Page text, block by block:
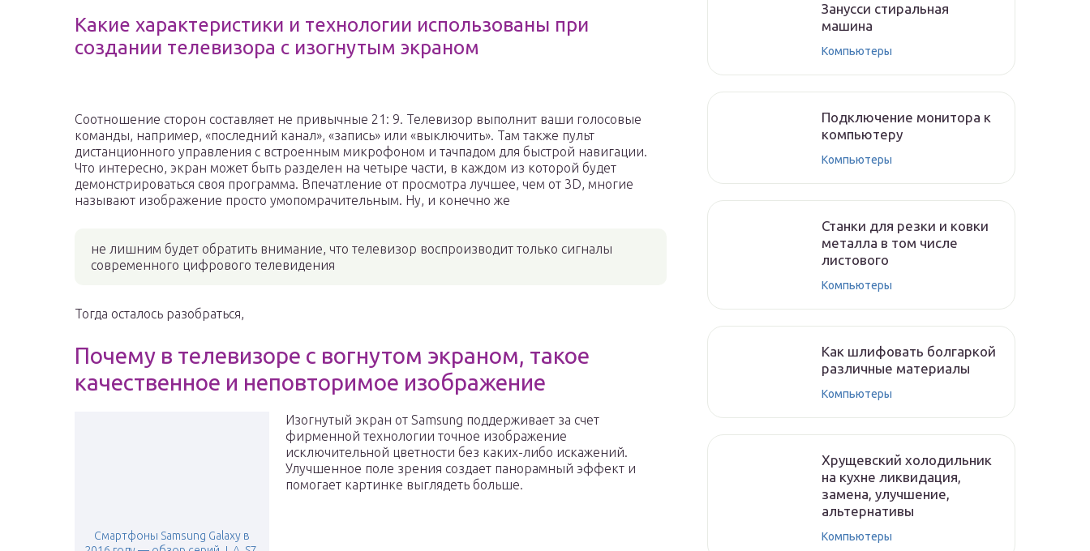
Какие характеристики и технологии использованы при
создании телевизора с изогнутым экраном
Соотношение сторон составляет не привычные 21: 9. Телевизор выполнит ваши голосовые
команды, например, «последний канал», «запись» или «выключить». Там также пульт
дистанционного управления с встроенным микрофоном и тачпадом для быстрой навигации.
Что интересно, экран может быть разделен на четыре части, в каждом из которой будет
демонстрироваться своя программа. Впечатление от просмотра лучшее, чем от 3D, многие
называют изображение просто умопомрачительным. Ну, и конечно же
не лишним будет обратить внимание, что телевизор воспроизводит только сигналы
современного цифрового телевидения
Тогда осталось разобраться,
Почему в телевизоре с вогнутом экраном, такое
качественное и неповторимое изображение
Смартфоны Samsung Galaxy в
Изогнутый экран от Samsung поддерживает за счет
фирменной технологии точное изображение
исключительной цветности без каких-либо искажений.
Улучшенное поле зрения создает панорамный эффект и
помогает картинке выглядеть больше.
Занусси стиральная
машина
Компьютеры
Подключение монитора к
компьютеру
Компьютеры
Станки для резки и ковки
металла в том числе
листового
Компьютеры
Как шлифовать болгаркой
различные материалы
Компьютеры
Хрущевский холодильник
на кухне ликвидация,
замена, улучшение,
альтернативы
Компьютеры